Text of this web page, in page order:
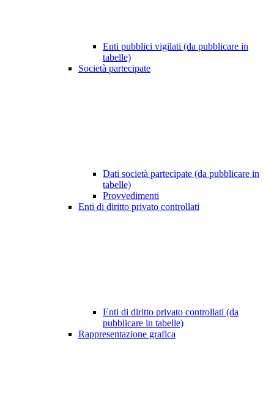
Enti pubblici vigilati (da pubblicare in
tabelle)
Società partecipate
Dati società partecipate (da pubblicare in
tabelle)
Provvedimenti
Enti di diritto privato controllati
Enti di diritto privato controllati (da
pubblicare in tabelle)
Rappresentazione grafica